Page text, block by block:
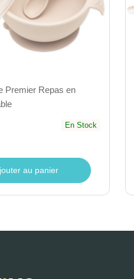
Premier Repas en
En Stock
au panier